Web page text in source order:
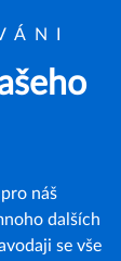
náš
dalších
se vše